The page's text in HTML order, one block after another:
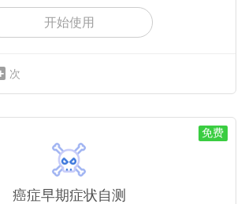
开始使用
次
免费
癌症早期症状自测